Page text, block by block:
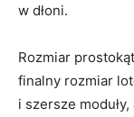
w dłoni.
Rozmiar
finalny rozmiar
i szersze